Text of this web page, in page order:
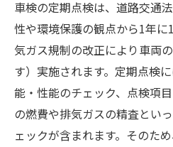
車検の定期点検は、道路交通
性や環境保護の観点から1年
気ガス規制の改正により車両
す）実施されます。定期点検
能・性能のチェック、点検項
の燃費や排気ガスの精査とい
ェックが含まれます。そのた